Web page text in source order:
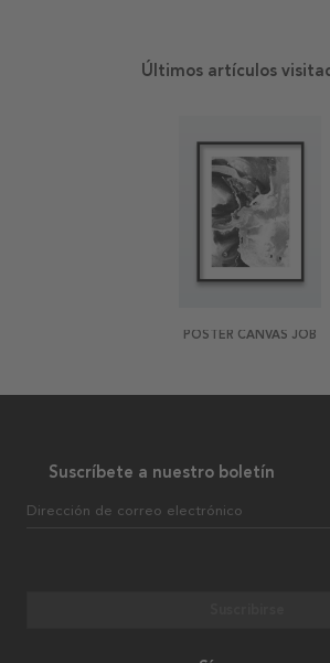
Últimos artículos
POSTER CANVAS JOB
Suscríbete a nuestro boletín
Dirección de correo electrónico